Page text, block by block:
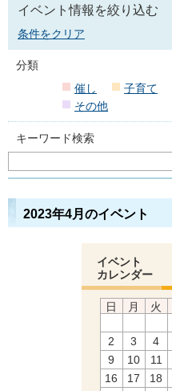
イベント情報を絞り込む
条件をクリア
分類
催し
子育て
その他
キーワード検索
2023年4月のイベント
イベント
カレンダー
日 月 火
2
3 4
9
10 11
16
17 18